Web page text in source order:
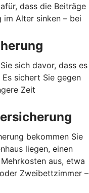
dass die Beiträge
im Alter sinken – bei
sich davor, dass es
sichert Sie gegen
Zeit
bekommen Sie
liegen, einen
aus, etwa
Zweibettzimmer –